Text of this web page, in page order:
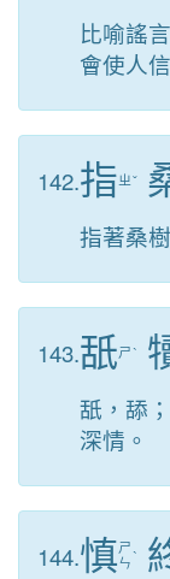
比喻謠
會使人
142.指ㄓˇ
指著桑
143.舐ㄕˋ
舐，舔
深情。
144.慎ㄕ
ㄣˋ